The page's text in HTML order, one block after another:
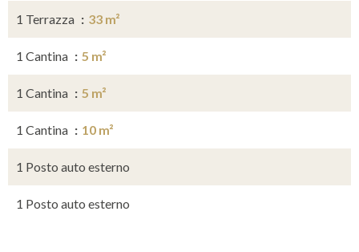
1 Terrazza 33 m²
1 Cantina 5 m²
1 Cantina 5 m²
1 Cantina 10 m²
1 Posto auto esterno
1 Posto auto esterno